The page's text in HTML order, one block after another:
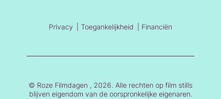
Privacy Toegankelijkheid Financiën
© Roze Filmdagen , 2026. Alle rechten op film stills
blijven eigendom van de oorspronkelijke eigenaren.